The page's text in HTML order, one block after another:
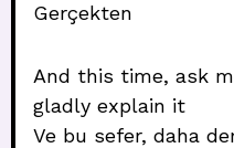
Gerçekten
And this time, ask
gladly explain it
Ve bu sefer, daha